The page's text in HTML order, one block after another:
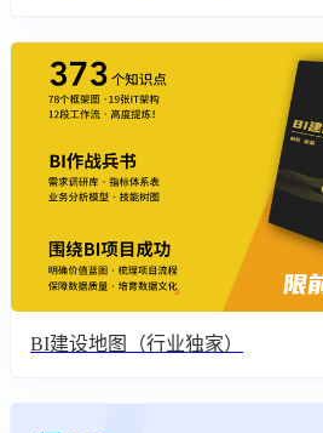
BI建设地图（行业独家）